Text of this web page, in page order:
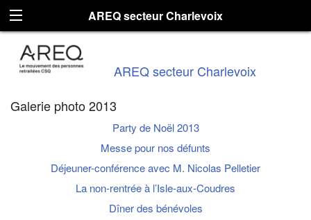
AREQ secteur Charlevoix
AREQ secteur Charlevoix
Galerie photo 2013
Party de Noël 2013
Messe pour nos défunts
Déjeuner-conférence avec M. Nicolas Pelletier
La non-rentrée à l’Isle-aux-Coudres
Dîner des bénévoles